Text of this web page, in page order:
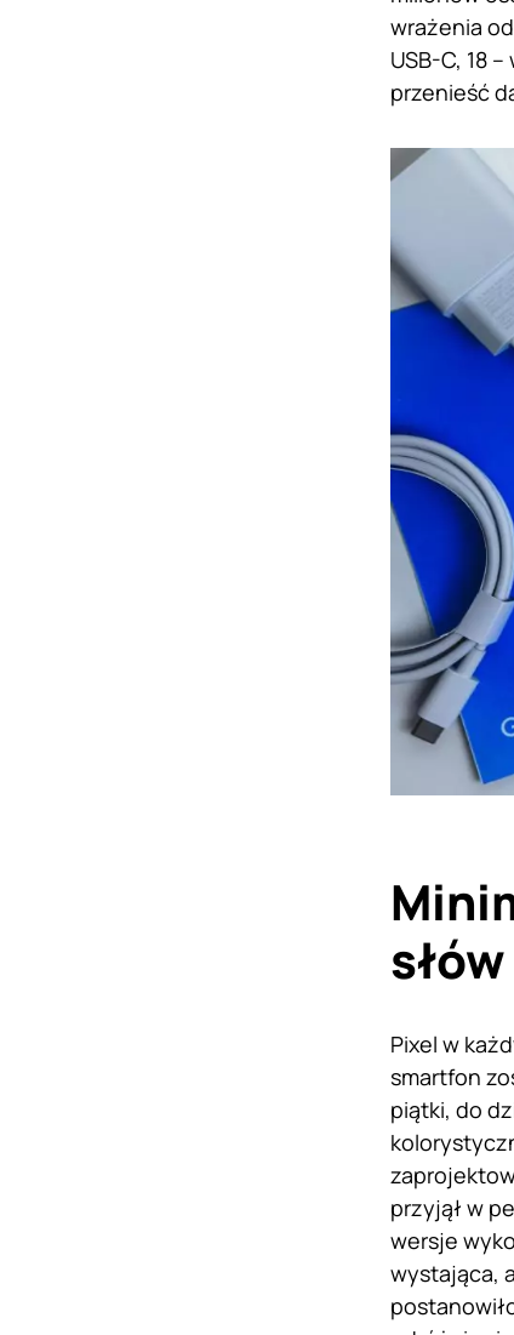
wrażenia
USB-C, 18
przenieść
słów
Pixel w
smartfon
piątki, do
przyjął w
wersje
wystająca,